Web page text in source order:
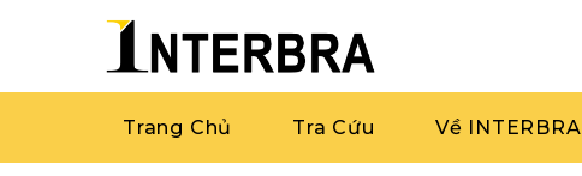
Trang Chủ Tra Cứu Về INTERBRA